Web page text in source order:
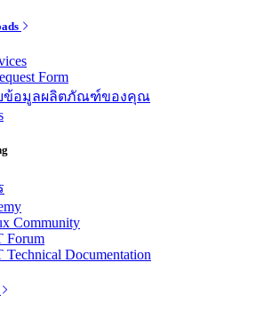
Form
ข้อมูลผลิตภัณฑ์ของคุณ
Community
Forum
Technical Documentation